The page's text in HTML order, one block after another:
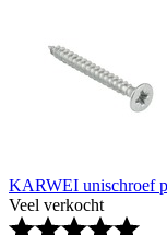
KARWEI unischroef
Veel verkocht